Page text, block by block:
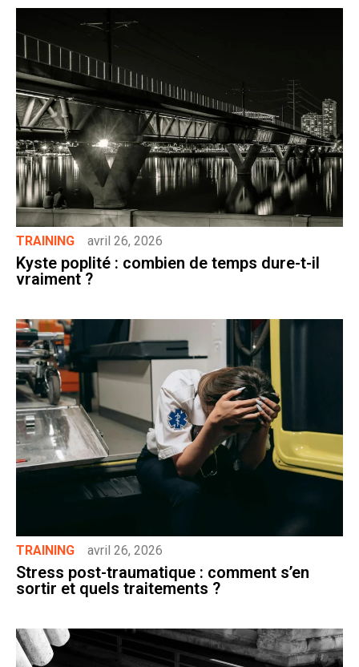
TRAINING avril 26, 2026
Kyste poplité : combien de temps dure-t-il
vraiment ?
TRAINING avril 26, 2026
Stress post-traumatique : comment s’en
sortir et quels traitements ?